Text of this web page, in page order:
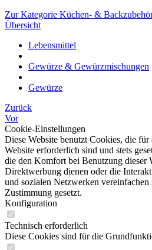
Zur Kategorie Küchen- &
Übersicht
Lebensmittel
Gewürze & Gewürzmischungen
Gewürze
Zurück
Vor
Cookie-Einstellungen
Diese Website benutzt Cookies, die
Website erforderlich sind und stets
die den Komfort bei Benutzung dieser
Direktwerbung dienen oder die
und sozialen Netzwerken
Zustimmung gesetzt.
Konfiguration
Technisch erforderlich
Diese Cookies sind für die